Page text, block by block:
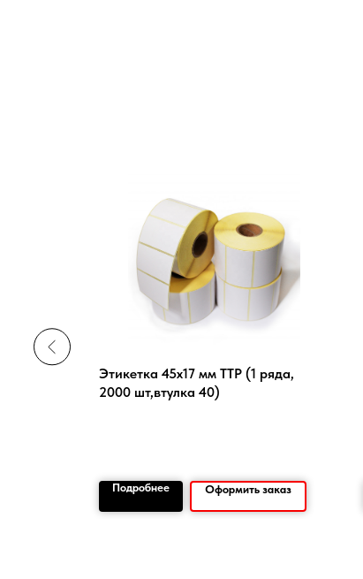
Этикетка 45х17 мм TTP (1 ряда,
2000 шт,втулка 40)
Подробнее Оформить заказ